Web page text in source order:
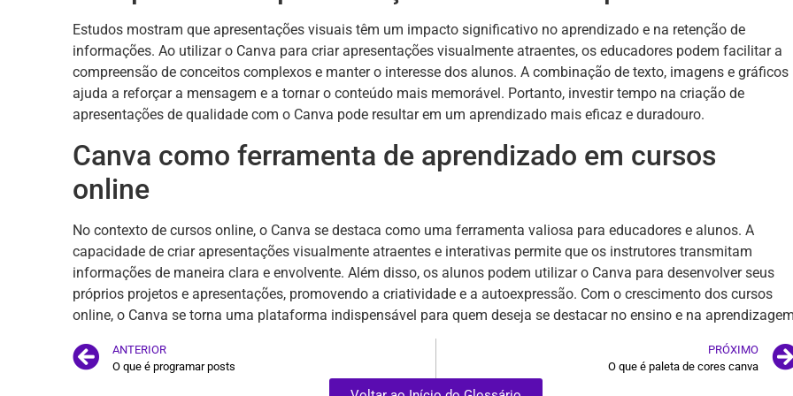
Estudos mostram que apresentações visuais têm um impacto significativo no aprendizado e na retenção de
informações. Ao utilizar o Canva para criar apresentações visualmente atraentes, os educadores podem facilitar a
compreensão de conceitos complexos e manter o interesse dos alunos. A combinação de texto, imagens e gráficos
ajuda a reforçar a mensagem e a tornar o conteúdo mais memorável. Portanto, investir tempo na criação de
apresentações de qualidade com o Canva pode resultar em um aprendizado mais eficaz e duradouro.
Canva como ferramenta de aprendizado em cursos
online
No contexto de cursos online, o Canva se destaca como uma ferramenta valiosa para educadores e alunos. A
capacidade de criar apresentações visualmente atraentes e interativas permite que os instrutores transmitam
informações de maneira clara e envolvente. Além disso, os alunos podem utilizar o Canva para desenvolver seus
próprios projetos e apresentações, promovendo a criatividade e a autoexpressão. Com o crescimento dos cursos
online, o Canva se torna uma plataforma indispensável para quem deseja se destacar no ensino e na
ANTERIOR
O que é programar posts
PRÓXIMO
O que é paleta de cores canva